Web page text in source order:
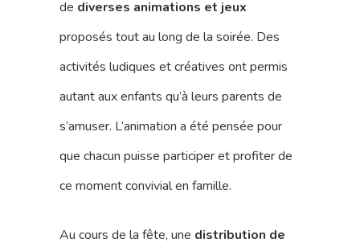
de diverses animations et jeux
proposés tout au long de la soirée. Des
activités ludiques et créatives ont permis
autant aux enfants qu’à leurs parents de
s’amuser. L’animation a été pensée pour
que chacun puisse participer et profiter de
ce moment convivial en famille.
Au cours de la fête, une distribution de